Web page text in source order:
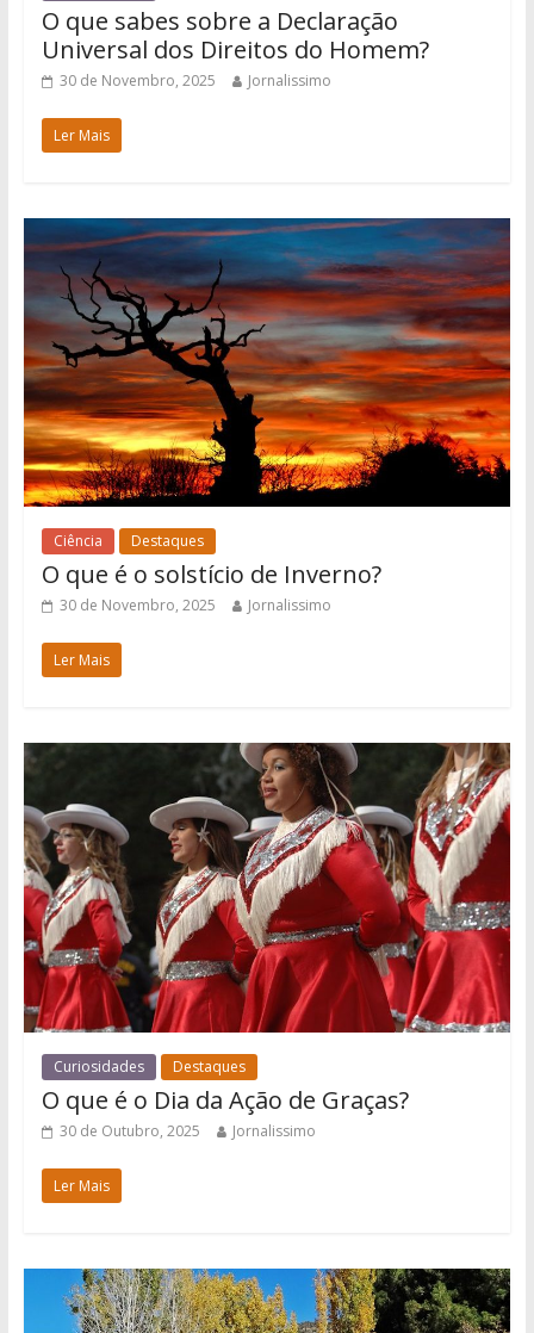
O que sabes sobre a Declaração
Universal dos Direitos do Homem?
30 de Novembro, 2025 Jornalissimo
Ler Mais
Ciência Destaques
O que é o solstício de Inverno?
30 de Novembro, 2025 Jornalissimo
Ler Mais
Curiosidades Destaques
O que é o Dia da Ação de Graças?
30 de Outubro, 2025 Jornalissimo
Ler Mais